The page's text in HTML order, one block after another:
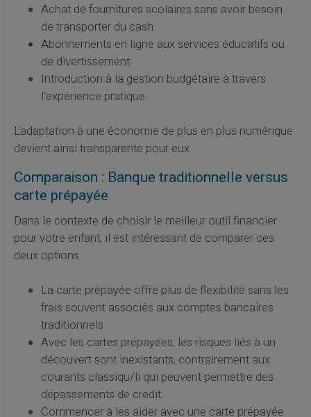
Achat de fournitures scolaires sans avoir besoin
de transporter du cash.
Abonnements en ligne aux services éducatifs ou
de divertissement.
Introduction à la gestion budgétaire à travers
l'expérience pratique.
L'adaptation à une économie de plus en plus numérique
devient ainsi transparente pour eux.
Comparaison : Banque traditionnelle versus
carte prépayée
Dans le contexte de choisir le meilleur outil financier
pour votre enfant, il est intéressant de comparer ces
deux options.
La carte prépayée offre plus de flexibilité sans les
frais souvent associés aux comptes bancaires
traditionnels.
Avec les cartes prépayées, les risques liés à un
découvert sont inexistants, contrairement aux
courants classiqu/li qui peuvent permettre des
dépassements de crédit.
Commencer à les aider avec une carte prépayée